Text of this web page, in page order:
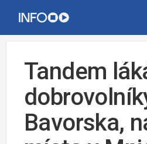
Tandem
Bavorska,